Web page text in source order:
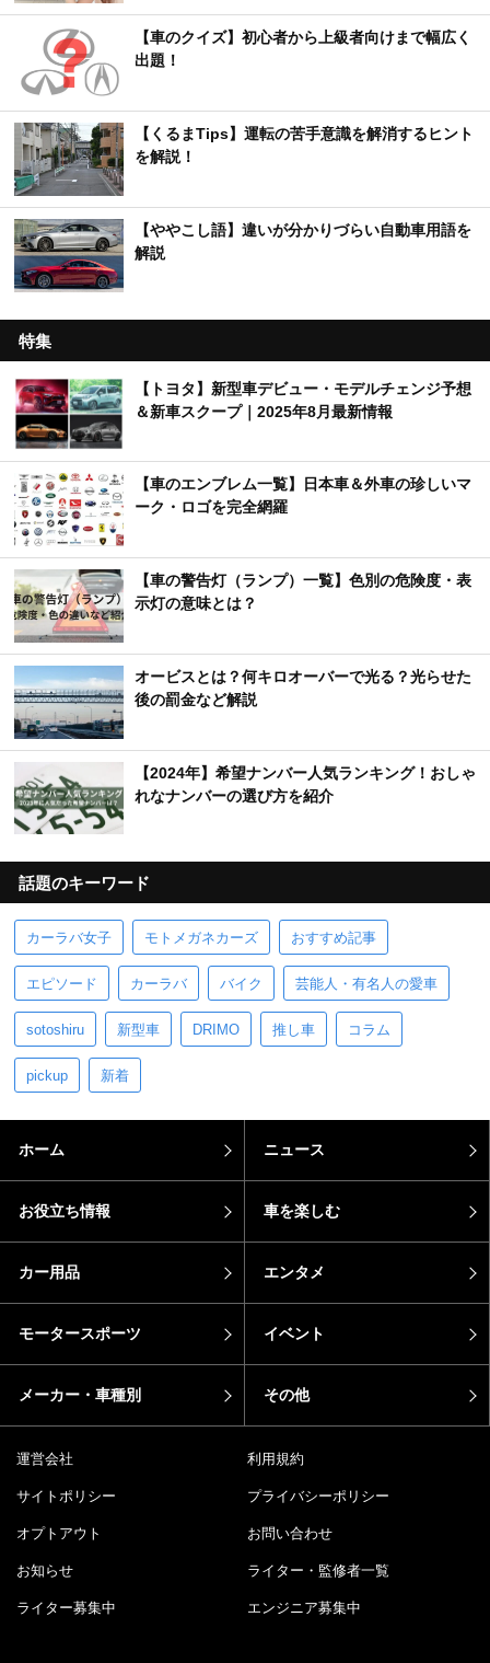
【車のクイズ】初心者から上級者向けまで幅広く
出題！
【くるまTips】運転の苦手意識を解消するヒント
を解説！
【ややこし語】違いが分かりづらい自動車用語を
解説
特集
【トヨタ】新型車デビュー・モデルチェンジ予想
＆新車スクープ｜2025年8月最新情報
【車のエンブレム一覧】日本車＆外車の珍しいマ
ーク・ロゴを完全網羅
【車の警告灯（ランプ）一覧】色別の危険度・表
示灯の意味とは？
オービスとは？何キロオーバーで光る？光らせた
後の罰金など解説
【2024年】希望ナンバー人気ランキング！おしゃ
れなナンバーの選び方を紹介
話題のキーワード
カーラバ女子 モトメガネカーズ おすすめ記事
エピソード カーラバ バイク 芸能人・有名人の愛車
sotoshiru 新型車 DRIMO 推し車 コラム
pickup 新着
ホーム ニュース
お役立ち情報 車を楽しむ
カー用品 エンタメ
モータースポーツ イベント
メーカー・車種別 その他
運営会社 利用規約
サイトポリシー プライバシーポリシー
オプトアウト お問い合わせ
お知らせ ライター・監修者一覧
ライター募集中 エンジニア募集中